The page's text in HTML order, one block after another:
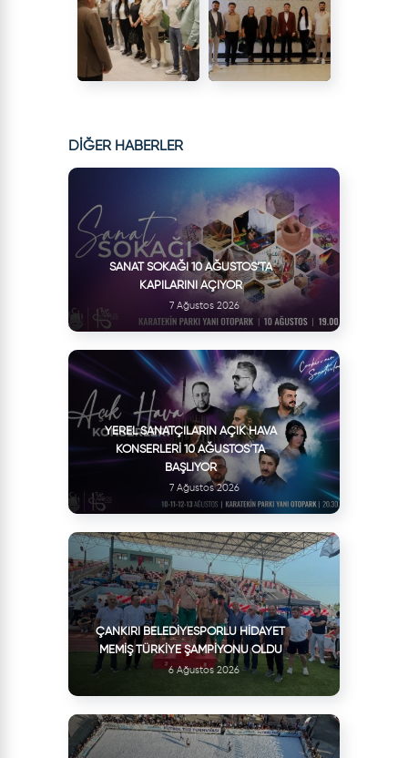
DİĞER HABERLER
SANAT SOKAĞI 10 AĞUSTOS’TA
KAPILARINI AÇIYOR
7 Ağustos 2026
YEREL SANATÇILARIN AÇIK HAVA
KONSERLERI 10 AĞUSTOS’TA
BAŞLIYOR
7 Ağustos 2026
ÇANKIRI BELEDIYESPORLU HIDAYET
MEMIŞ TÜRKIYE ŞAMPIYONU OLDU
6 Ağustos 2026